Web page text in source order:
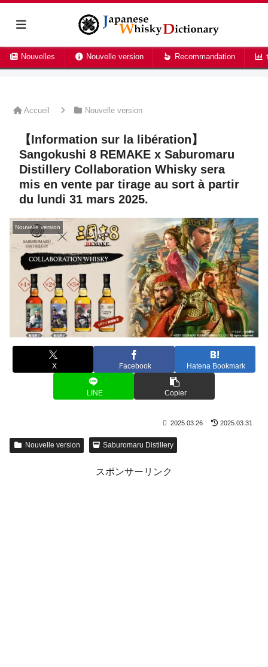
Nouvelles Nouvelle version Recommandation
Accueil Nouvelle version
【Information sur la libération】
Sangokushi 8 REMAKE x Saburomaru
Distillery Collaboration Whisky sera
mis en vente par tirage au sort à partir
du lundi 31 mars 2025.
Nouvelle version
X Facebook Hatena Bookmark
LINE Copier
2025.03.26 2025.03.31
Nouvelle version Saburomaru Distillery
スポンサーリンク